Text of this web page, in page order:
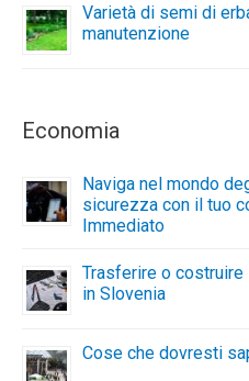
Varietà di semi di
manutenzione
Economia
Naviga nel mondo
sicurezza con il tuo
Immediato
Trasferire o
in Slovenia
Cose che dovresti